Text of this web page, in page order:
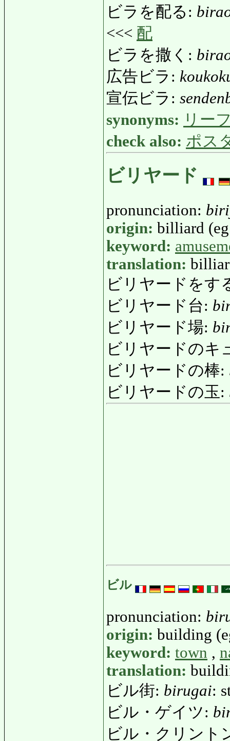
ビラを配る:
<<< 配
ビラを撒く:
広告ビラ:
宣伝ビラ:
synonyms: リー
check also: ポス
ビリヤード
pronunciation:
origin: billiard
keyword:
translation:
ビリヤードをす
ビリヤード台:
ビリヤード場:
ビリヤードのキ
ビリヤードの棒:
ビリヤードの玉:
ビル
pronunciation:
origin: building
keyword: town ,
translation:
ビル街: birugai:
ビル・ゲイツ:
ビル・クリント